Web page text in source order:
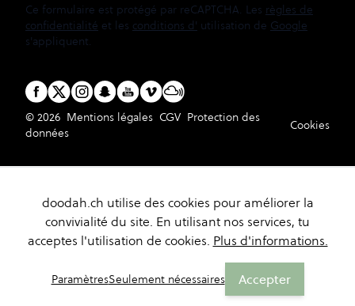
Ce formulaire est protégé par reCAPTCHA. Les règles de
confidentialité et les conditions d' utilisation de Google
s'appliquent.
© 2026 Mentions légales CGV Protection des
données
Cookies
doodah.ch utilise des cookies pour améliorer la
convivialité du site. En utilisant nos services, tu
acceptes l'utilisation de cookies. Plus d'informations.
ParamètresSeulement nécessaires Accepter